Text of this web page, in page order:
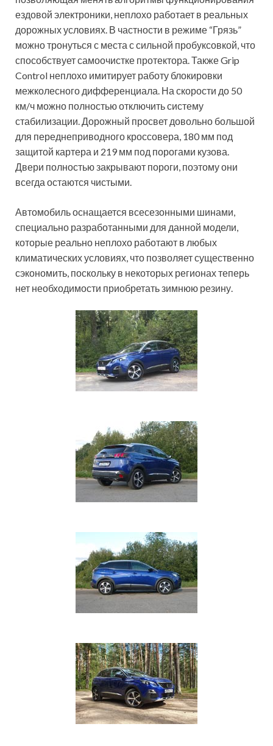
ездовой электроники, неплохо работает в реальных
дорожных условиях. В частности в режиме “Грязь”
можно тронуться с места с сильной пробуксовкой, что
способствует самоочистке протектора. Также Grip
Control неплохо имитирует работу блокировки
межколесного дифференциала. На скорости до 50
км/ч можно полностью отключить систему
стабилизации. Дорожный просвет довольно большой
для переднеприводного кроссовера, 180 мм под
защитой картера и 219 мм под порогами кузова.
Двери полностью закрывают пороги, поэтому они
всегда остаются чистыми.
Автомобиль оснащается всесезонными шинами,
специально разработанными для данной модели,
которые реально неплохо работают в любых
климатических условиях, что позволяет существенно
сэкономить, поскольку в некоторых регионах теперь
нет необходимости приобретать зимнюю резину.